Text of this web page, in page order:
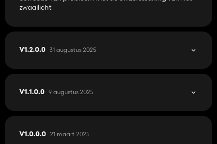
zwaailicht
V1.2.0.0 31 augustus 2025
V1.1.0.0 9 augustus 2025
V1.0.0.0 21 maart 2025